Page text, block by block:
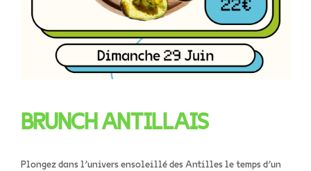
BRUNCH ANTILLAIS
Plongez dans l’univers ensoleillé des Antilles le temps d’un